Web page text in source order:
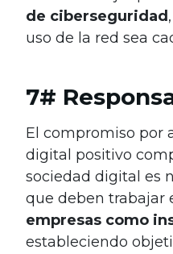
de ciberseguridad
uso de la red sea
7#
El compromiso por
digital positivo
sociedad digital es
que deben trabajar
empresas como
estableciendo